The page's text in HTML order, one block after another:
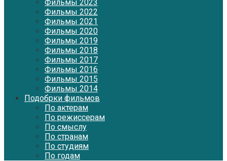
Фильмы 2023
Фильмы 2022
Фильмы 2021
Фильмы 2020
Фильмы 2019
Фильмы 2018
Фильмы 2017
Фильмы 2016
Фильмы 2015
Фильмы 2014
Подобрки фильмов
По актерам
По режиссерам
По смыслу
По странам
По студиям
По годам